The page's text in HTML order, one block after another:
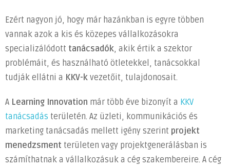
Ezért nagyon jó, hogy már hazánkban is egyre többen
vannak azok a kis és közepes vállalkozásokra
specializálódott tanácsadók, akik értik a szektor
problémáit, és használható ötletekkel, tanácsokkal
tudják ellátni a KKV-k vezetőit, tulajdonosait.
A Learning Innovation már több éve bizonyít a KKV
tanácsadás területén. Az üzleti, kommunikációs és
marketing tanácsadás mellett igény szerint projekt
menedzsment területen vagy projektgenerálásban is
számíthatnak a vállalkozásuk a cég szakembereire. A cég